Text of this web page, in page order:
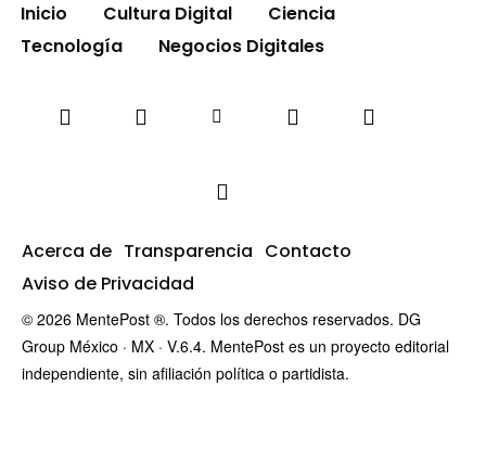
Inicio Cultura Digital
Ciencia
Tecnología
Negocios Digitales
Acerca de Transparencia Contacto
Aviso de Privacidad
© 2026 MentePost ®. Todos los derechos reservados. DG
Group México · MX · V.6.4. MentePost es un proyecto editorial
independiente, sin afiliación política o partidista.